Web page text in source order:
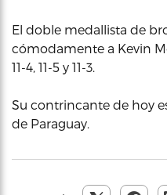
El doble medallista de
cómodamente a Kevin
11-4, 11-5 y 11-3.
Su contrincante de hoy
de Paraguay.